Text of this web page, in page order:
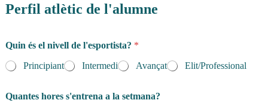
Perfil atlètic de l'alumne
Quin és el nivell de l'esportista? *
Principiant
Intermedi Avançat Elit/Professional
Quantes hores s'entrena a la setmana?